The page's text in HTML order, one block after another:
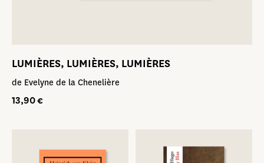
LUMIÈRES, LUMIÈRES, LUMIÈRES
de Evelyne de la Chenelière
13,90€